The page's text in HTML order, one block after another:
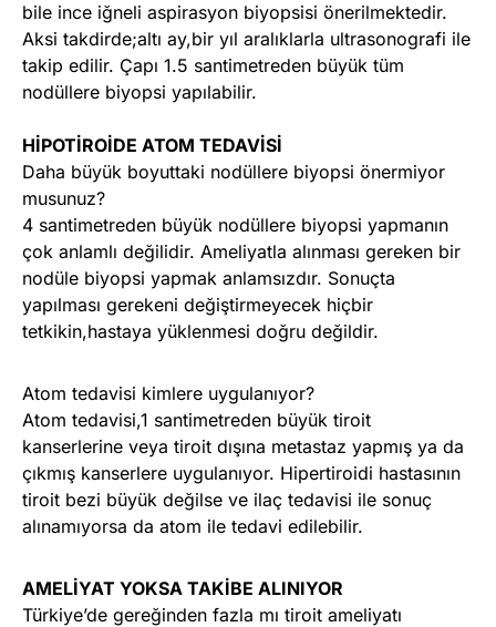
bile ince iğneli aspirasyon biyopsisi önerilmektedir.
Aksi takdirde;altı ay,bir yıl aralıklarla ultrasonografi ile
takip edilir. Çapı 1.5 santimetreden büyük tüm
nodüllere biyopsi yapılabilir.
HİPOTİROİDE ATOM TEDAVİSİ
Daha büyük boyuttaki nodüllere biyopsi önermiyor
musunuz?
4 santimetreden büyük nodüllere biyopsi yapmanın
çok anlamlı değilidir. Ameliyatla alınması gereken bir
nodüle biyopsi yapmak anlamsızdır. Sonuçta
yapılması gerekeni değiştirmeyecek hiçbir
tetkikin,hastaya yüklenmesi doğru değildir.
Atom tedavisi kimlere uygulanıyor?
Atom tedavisi,1 santimetreden büyük tiroit
kanserlerine veya tiroit dışına metastaz yapmış ya da
çıkmış kanserlere uygulanıyor. Hipertiroidi hastasının
tiroit bezi büyük değilse ve ilaç tedavisi ile sonuç
alınamıyorsa da atom ile tedavi edilebilir.
AMELİYAT YOKSA TAKİBE ALINIYOR
Türkiye’de gereğinden fazla mı tiroit ameliyatı